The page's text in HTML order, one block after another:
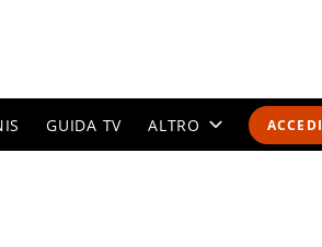
ACCEDI
GUIDA TV ALTRO